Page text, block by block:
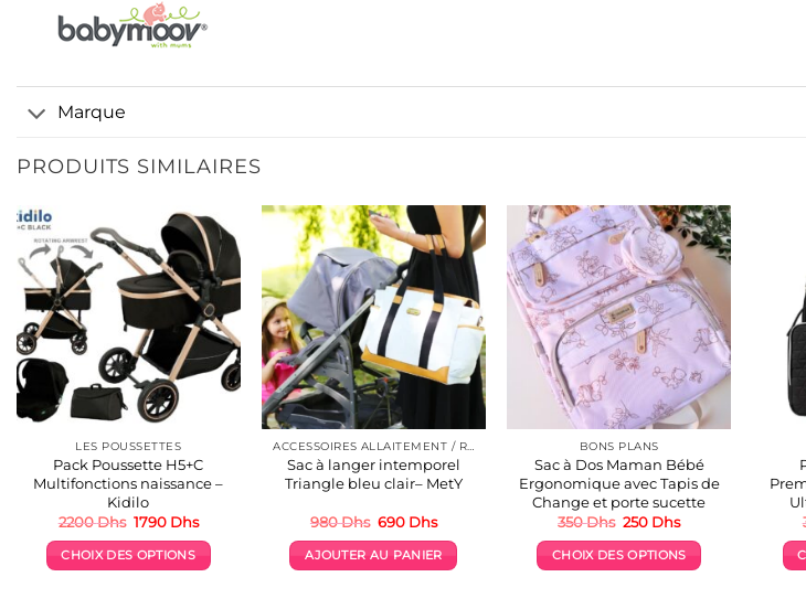
Marque
PRODUITS SIMILAIRES
LES POUSSETTES
Pack Poussette H5+C
Multifonctions naissance –
Kidilo
2200Dhs Le
initial
était :
1790 DhsLe
actuel
est :
CHOIX DES OPTIONS
Sac à langer intemporel
Triangle bleu clair– MetY
980Dhs Le
initial
était :
690 DhsLe
actuel
est :
AJOUTER AU PANIER
BONS PLANS
Sac à Dos Maman Bébé
Ergonomique avec Tapis de
Change et porte sucette
350Dhs Le
initial
était :
250 DhsLe
actuel
est :
CHOIX DES OPTIONS